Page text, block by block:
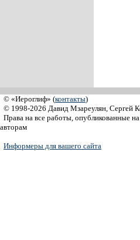
© «Иероглиф» (контакты)
© 1998-2026 Давид Мзареулян, Сергей
Права на все работы, опубликованные
авторам
Информеры для вашего сайта